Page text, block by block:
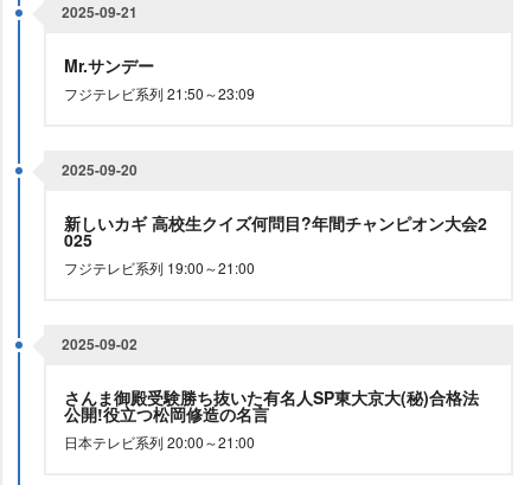
2025-09-21
Mr.サンデー
フジテレビ系列 21:50～23:09
2025-09-20
新しいカギ 高校生クイズ何問目?年間チャンピオン大会2
025
フジテレビ系列 19:00～21:00
2025-09-02
さんま御殿受験勝ち抜いた有名人SP東大京大(秘)合格法
公開!役立つ松岡修造の名言
日本テレビ系列 20:00～21:00